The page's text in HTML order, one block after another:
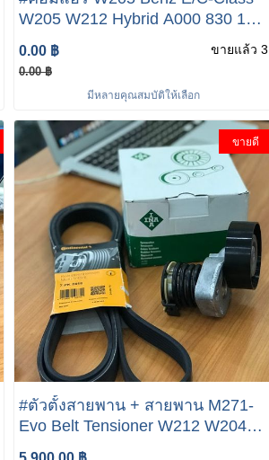
W205 W212 Hybrid A000 830 19
01 #คอมแอร์W205 #คอม
แอร์W212
0.00 ฿
0.00 ฿
ขายแล้ว 3
มีหลายคุณสมบัติให้เลือก
ขายดี
#ตัวตั้งสายพาน + สายพาน M271-
Evo Belt Tensioner W212 W204